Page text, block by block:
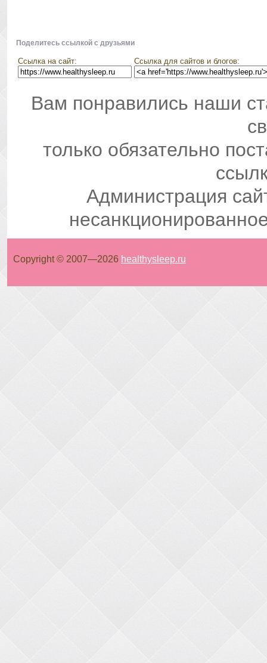
Поделитесь ссылкой с друзьями
Ссылка на сайт: Ссылка для сайтов и блогов:
Вам понравились наши
только обязательно
Администрация
Copyright © 2007—2026 healthysleep.ru